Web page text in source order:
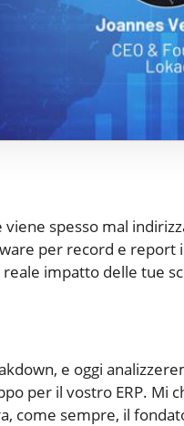
viene spesso mal
per record e report
impatto delle tue
e oggi
per il vostro ERP. Mi
come sempre, il